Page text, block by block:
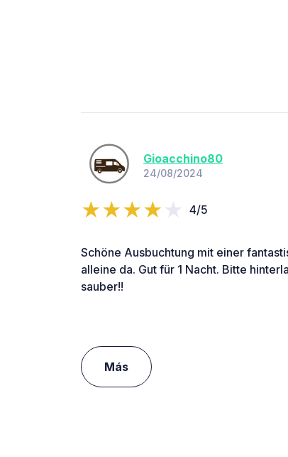
Gioacchino80
24/08/2024
4/5
Schöne Ausbuchtung mit einer
alleine da. Gut für 1 Nacht. Bitte
sauber!!
Más